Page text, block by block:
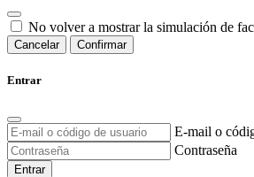
No volver a mostrar la simulación de
Cancelar Confirmar
Entrar
E-mail o
Contraseña
Entrar